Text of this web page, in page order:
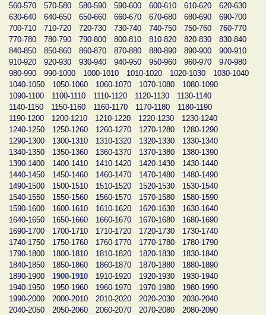
560-570
570-580 580-590 590-600 600-610 610-620
620-630
630-640
640-650 650-660 660-670 670-680 680-690
690-700
700-710
710-720 720-730 730-740 740-750 750-760
760-770
770-780
780-790 790-800 800-810 810-820 820-830
830-840
840-850
850-860 860-870 870-880 880-890 890-900
900-910
910-920
920-930 930-940 940-950 950-960 960-970
970-980
980-990
990-1000 1000-1010 1010-1020 1020-1030
1030-1040
1040-1050
1050-1060 1060-1070 1070-1080
1080-1090
1090-1100
1100-1110 1110-1120 1120-1130
1130-1140
1140-1150
1150-1160 1160-1170 1170-1180
1180-1190
1190-1200
1200-1210 1210-1220 1220-1230
1230-1240
1240-1250
1250-1260 1260-1270 1270-1280
1280-1290
1290-1300
1300-1310 1310-1320 1320-1330
1330-1340
1340-1350
1350-1360 1360-1370 1370-1380
1380-1390
1390-1400
1400-1410 1410-1420 1420-1430
1430-1440
1440-1450
1450-1460 1460-1470 1470-1480
1480-1490
1490-1500
1500-1510 1510-1520 1520-1530
1530-1540
1540-1550
1550-1560 1560-1570 1570-1580
1580-1590
1590-1600
1600-1610 1610-1620 1620-1630
1630-1640
1640-1650
1650-1660 1660-1670 1670-1680
1680-1690
1690-1700
1700-1710 1710-1720 1720-1730
1730-1740
1740-1750
1750-1760 1760-1770 1770-1780
1780-1790
1790-1800
1800-1810 1810-1820 1820-1830
1830-1840
1840-1850
1850-1860 1860-1870 1870-1880
1880-1890
1890-1900
1900-1910 1910-1920 1920-1930
1930-1940
1940-1950
1950-1960 1960-1970 1970-1980
1980-1990
1990-2000
2000-2010 2010-2020 2020-2030
2030-2040
2040-2050
2050-2060 2060-2070 2070-2080
2080-2090